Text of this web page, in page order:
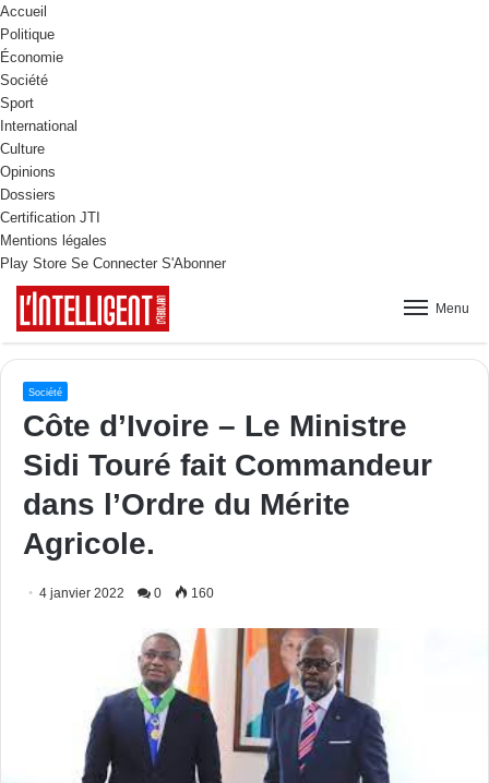
Accueil
Politique
Économie
Société
Sport
International
Culture
Opinions
Dossiers
Certification JTI
Mentions légales
Play Store Se Connecter S'Abonner
Menu
Société
Côte d’Ivoire – Le Ministre
Sidi Touré fait Commandeur
dans l’Ordre du Mérite
Agricole.
4 janvier 2022 0 160